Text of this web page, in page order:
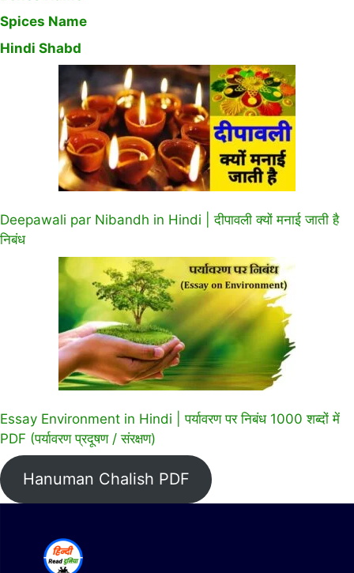
Spices Name
Hindi Shabd
Deepawali par Nibandh in Hindi | दीपावली क्यों मनाई जाती है
निबंध
Essay Environment in Hindi | पर्यावरण पर निबंध 1000 शब्दों में
PDF (पर्यावरण प्रदूषण / संरक्षण)
Hanuman Chalish PDF